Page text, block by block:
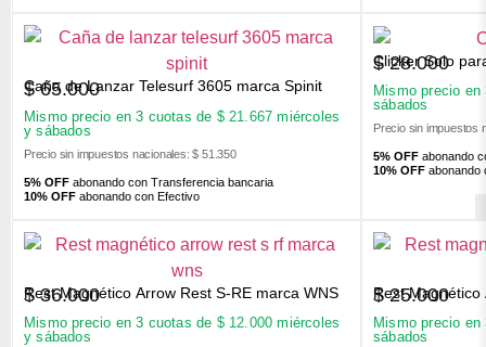
Caña de Lanzar Telesurf 3605 marca Spinit
$65.000
Mismo precio en 3 cuotas de $21.667 miércoles
y sábados
Precio sin impuestos nacionales: $ 51.350
5% OFF abonando con Transferencia bancaria
10% OFF abonando con Efectivo
Clicker Solo
$28.000
Mismo precio
sábados
Precio sin impuestos
5% OFF abonando
10% OFF abonando
Rest Magnético Arrow Rest S-RE marca WNS
$36.000
Mismo precio en 3 cuotas de $12.000 miércoles
y sábados
Rest Magnético
$25.000
Mismo precio
sábados